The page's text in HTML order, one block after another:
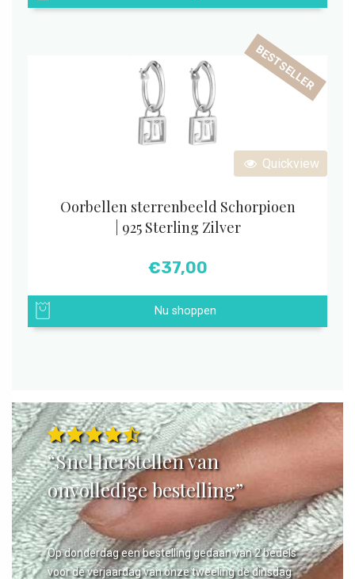
Quickview
BESTSELLER
Oorbellen sterrenbeeld Schorpioen
| 925 Sterling Zilver
€37,00
Nu shoppen
“Snel herstellen van
onvolledige bestelling”
Op donderdag een bestelling gedaan van 2 bedels
voor de verjaardag van onze tweeling de dinsdag